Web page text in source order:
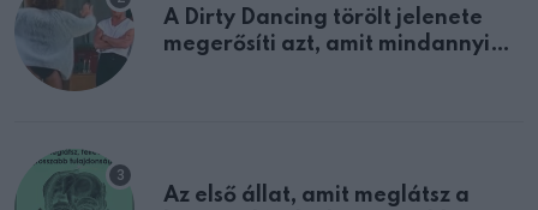
A Dirty Dancing törölt jelenete
megerősíti azt, amit mindannyian
Az első állat, amit meglátsz a